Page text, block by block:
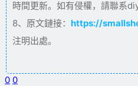
時間更新。如有侵權，請聯系
8、原文鏈接： https://
注明出處。
0 0